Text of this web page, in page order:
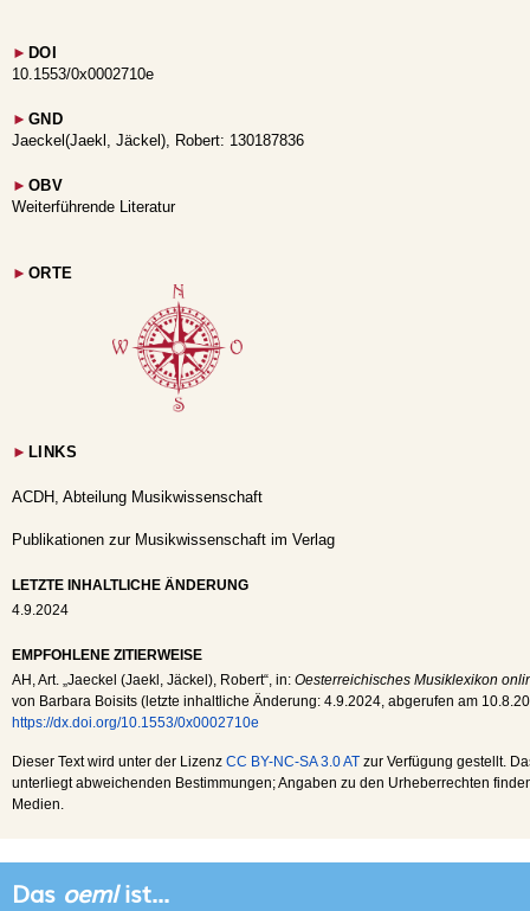
► DOI
10.1553/0x0002710e
► GND
Jaeckel(Jaekl, Jäckel), Robert: 130187836
► OBV
Weiterführende Literatur
► ORTE
► LINKS
ACDH, Abteilung Musikwissenschaft
Publikationen zur Musikwissenschaft im Verlag
LETZTE INHALTLICHE ÄNDERUNG
4.9.2024
EMPFOHLENE ZITIERWEISE
AH , Art. „Jaeckel (Jaekl, Jäckel), Robert“, in: Oesterreichisches Musiklexikon
von Barbara Boisits (letzte inhaltliche Änderung: 4.9.2024 , abgerufen am
https://dx.doi.org/10.1553/0x0002710e
Dieser Text wird unter der Lizenz CC BY-NC-SA 3.0 AT zur Verfügung gestellt.
unterliegt abweichenden Bestimmungen; Angaben zu den Urheberrechten
Medien.
Das oemlist...